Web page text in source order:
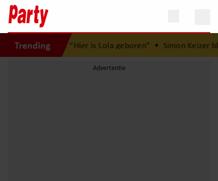
TrendingBrood: “Hier is Lola geboren”•Simon Keizer